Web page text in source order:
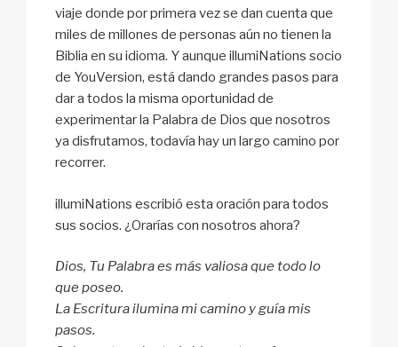
viaje donde por primera vez se dan cuenta que
miles de millones de personas aún no tienen la
Biblia en su idioma. Y aunque illumiNations socio
de YouVersion, está dando grandes pasos para
dar a todos la misma oportunidad de
experimentar la Palabra de Dios que nosotros
ya disfrutamos, todavía hay un largo camino por
recorrer.
illumiNations escribió esta oración para todos
sus socios. ¿Orarías con nosotros ahora?
Dios, Tu Palabra es más valiosa que todo lo
que poseo.
La Escritura ilumina mi camino y guía mis
pasos.